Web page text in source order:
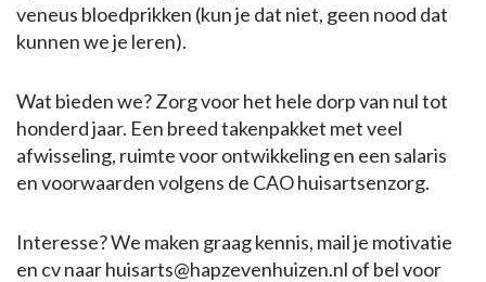
veneus bloedprikken (kun je dat niet, geen nood dat
kunnen we je leren).
Wat bieden we? Zorg voor het hele dorp van nul tot
honderd jaar. Een breed takenpakket met veel
afwisseling, ruimte voor ontwikkeling en een salaris
en voorwaarden volgens de CAO huisartsenzorg.
Interesse? We maken graag kennis, mail je motivatie
en cv naar huisarts@hapzevenhuizen.nl of bel voor